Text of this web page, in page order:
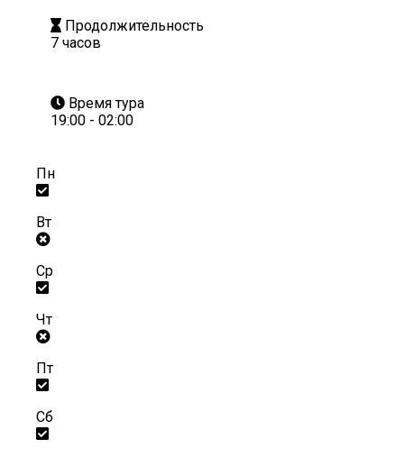
Продолжительность
7 часов
Время тура
19:00 - 02:00
Пн
Вт
Ср
Чт
Пт
Сб